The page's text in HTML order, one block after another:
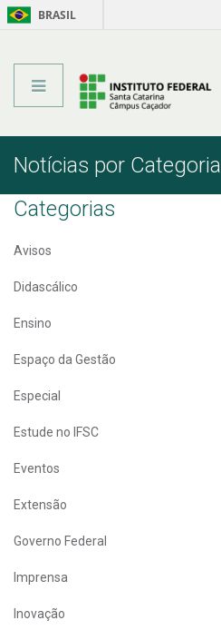
BRASIL
Notícias por Categoria
Categorias
Avisos
Didascálico
Ensino
Espaço da Gestão
Especial
Estude no IFSC
Eventos
Extensão
Governo Federal
Imprensa
Inovação